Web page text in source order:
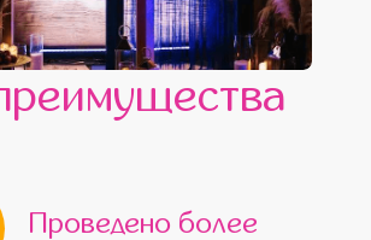
Проведено более